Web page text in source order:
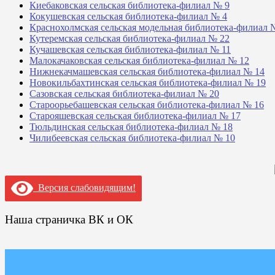
Киебаковская сельская библиотека-филиал № 9
Кокушевская сельская библиотека-филиал № 4
Краснохолмская сельская модельная библиотека-филиал
Кутеремская сельская библиотека-филиал № 22
Кучашевская сельская библиотека-филиал № 11
Малокачаковская сельская библиотека-филиал № 12
Нижнекачмашевская сельская библиотека-филиал № 14
Новокильбахтинская сельская библиотека-филиал № 19
Сазовская сельская библиотека-филиал № 20
Староорьебашевская сельская библиотека-филиал № 16
Старояшевская сельская библиотека-филиал № 17
Тюльдинская сельская библиотека-филиал № 18
Чилибеевская сельская библиотека-филиал № 10
Версия слабовидящим!
Наша страничка ВК и ОК